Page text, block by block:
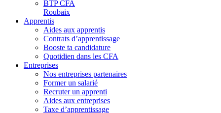
BTP CFA
Roubaix
Apprentis
Aides aux apprentis
Contrats d’apprentissage
Booste ta candidature
Quotidien dans les CFA
Entreprises
Nos entreprises partenaires
Former un salarié
Recruter un apprenti
Aides aux entreprises
Taxe d’apprentissage